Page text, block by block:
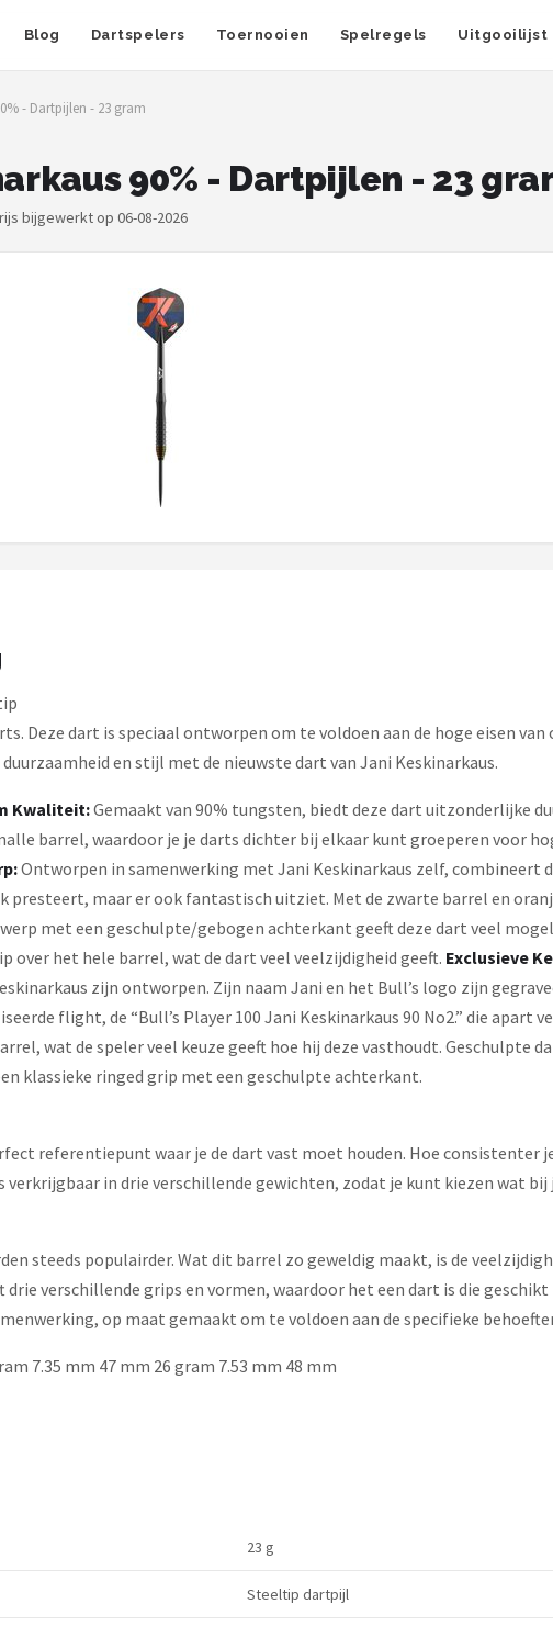
Blog Dartspelers Toernooien Spelregels Uitgooilijst
- Dartpijlen - 23 gram
90% - Dartpijlen - 23
bijgewerkt op 06-08-2026
Deze dart is speciaal ontworpen om te voldoen aan de hoge eisen
en stijl met de nieuwste dart van Jani Keskinarkaus.
Kwaliteit:Gemaakt van 90% tungsten, biedt deze dart uitzonderlijke
barrel, waardoor je je darts dichter bij elkaar kunt groeperen voor
Ontworpen in samenwerking met Jani Keskinarkaus zelf,
presteert, maar er ook fantastisch uitziet. Met de zwarte barrel en
met een geschulpte/gebogen achterkant geeft deze dart veel
over het hele barrel, wat de dart veel veelzijdigheid geeft. Exclusieve
zijn ontworpen. Zijn naam Jani en het Bull’s logo zijn
flight, de “Bull’s Player 100 Jani Keskinarkaus 90 No2.” die apart
wat de speler veel keuze geeft hoe hij deze vasthoudt. Geschulpte
klassieke ringed grip met een geschulpte achterkant.
referentiepunt waar je de dart vast moet houden. Hoe consistenter
verkrijgbaar in drie verschillende gewichten, zodat je kunt kiezen wat bij
steeds populairder. Wat dit barrel zo geweldig maakt, is de
verschillende grips en vormen, waardoor het een dart is die
op maat gemaakt om te voldoen aan de specifieke
7.35 mm 47 mm 26 gram 7.53 mm 48 mm
23 g
Steeltip dartpijl